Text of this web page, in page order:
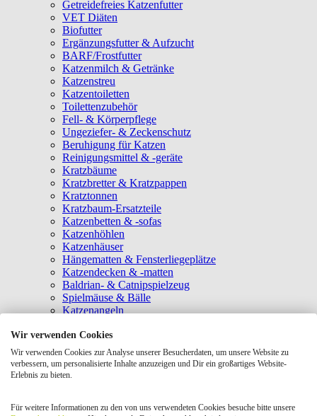
Getreidefreies Katzenfutter
VET Diäten
Biofutter
Ergänzungsfutter & Aufzucht
BARF/Frostfutter
Katzenmilch & Getränke
Katzenstreu
Katzentoiletten
Toilettenzubehör
Fell- & Körperpflege
Ungeziefer- & Zeckenschutz
Beruhigung für Katzen
Reinigungsmittel & -geräte
Kratzbäume
Kratzbretter & Kratzpappen
Kratztonnen
Kratzbaum-Ersatzteile
Katzenbetten & -sofas
Katzenhöhlen
Katzenhäuser
Hängematten & Fensterliegeplätze
Katzendecken & -matten
Baldrian- & Catnipspielzeug
Spielmäuse & Bälle
Katzenangeln
Laserpointer & Elektrospielzeug
Katzentunnel
Clicker & Target Sticks für Katzen
Weiteres Katzenspielzeug
Tragetaschen
Wir verwenden Cookies
Wir verwenden Cookies zur Analyse unserer Besucherdaten, um unsere Website zu
verbessern, um personalisierte Inhalte anzuzeigen und Dir ein großartiges Website-
Erlebnis zu bieten.
Für weitere Informationen zu den von uns verwendeten Cookies besuche bitte unsere